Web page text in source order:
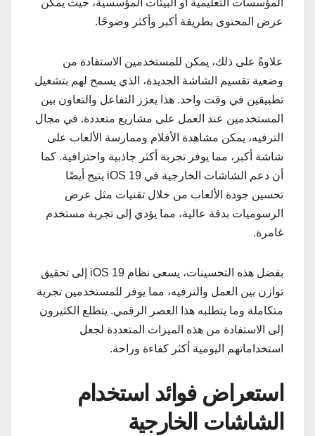
عرض المحتوى بطريقة أكبر وأكثر وضوحًا.
علاوةً على ذلك، يمكن للمستخدمين الاستفادة من
وضعية تقسيم الشاشة الجديدة، الذي يسمح لهم بتشغيل
تطبيقين في وقت واحد. هذا يعزز التفاعل والتعاون بين
المستخدمين عند العمل على مشاريع متعددة. في مجال
الترفيه، يمكن مشاهدة الأفلام وممارسة الألعاب على
شاشة أكبر، مما يوفر تجربة أكثر جاذبية واحترافية. كما
أن دعم الشاشات الخارجية في iOS 19 يتيح أيضًا
تحسين جودة الألعاب من خلال تقنيات مثل عرض
الرسوميات بدقة عالية، مما يؤدي إلى تجربة مستخدم
غامرة.
بفضل هذه التحسينات، يسعى نظام iOS 19 إلى تحقيق
توازن بين العمل والترفيه، مما يوفر للمستخدمين تجربة
متكاملة وما يتطلبه هذا العصر الرقمي. يتطلع الكثيرون
إلى الاستفادة من هذه الميزات المتعددة لجعل
استخداماتهم اليومية أكثر كفاءة وراحة.
استعراض فوائد استخدام
الشاشات الخارجية